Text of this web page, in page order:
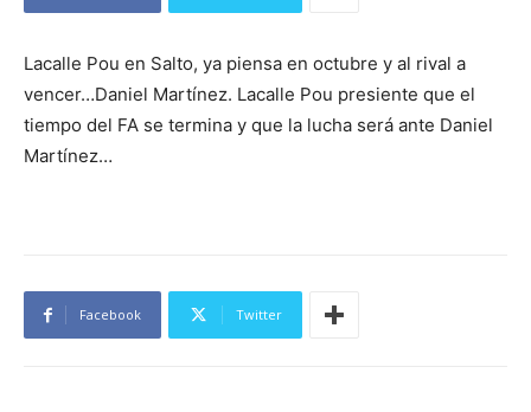
Lacalle Pou en Salto, ya piensa en octubre y al rival a
vencer…Daniel Martínez. Lacalle Pou presiente que el
tiempo del FA se termina y que la lucha será ante Daniel
Martínez…
Facebook Twitter